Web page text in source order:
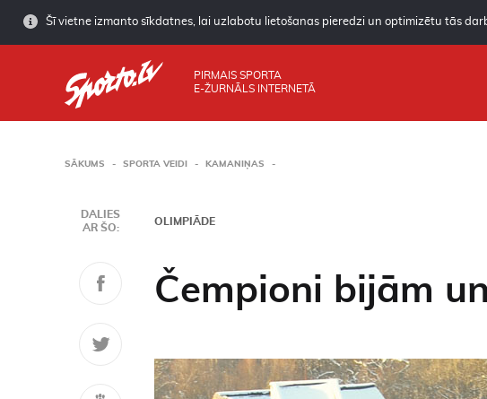
Šī vietne izmanto sīkdatnes, lai uzlabotu lietošanas pieredzi un optimizētu tās
PIRMAIS SPORTA
E-ŽURNĀLS INTERNETĀ
SĀKUMS SPORTA VEIDI KAMANIŅAS
DALIES
AR ŠO:
OLIMPIĀDE
Čempioni bijām